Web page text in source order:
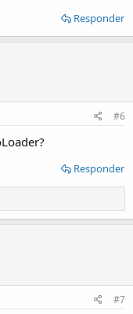
Responder
#6
Responder
#7